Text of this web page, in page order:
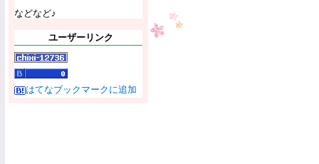
などなど♪
ユーザーリンク
はてなブックマークに追加